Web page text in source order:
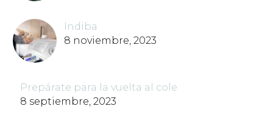
Indiba
8 noviembre, 2023
Prepárate para la vuelta al cole
8 septiembre, 2023